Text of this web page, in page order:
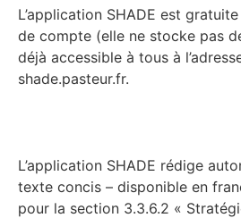
L’application SHADE est
de compte (elle ne stocke pas
déjà accessible à tous à
shade.pasteur.fr.
L’application SHADE rédige
texte concis – disponible en
pour la section 3.3.6.2 «